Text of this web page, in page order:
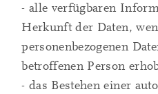
- alle verfügbaren
Herkunft der Daten,
personenbezogenen
betroffenen Person
- das Bestehen einer